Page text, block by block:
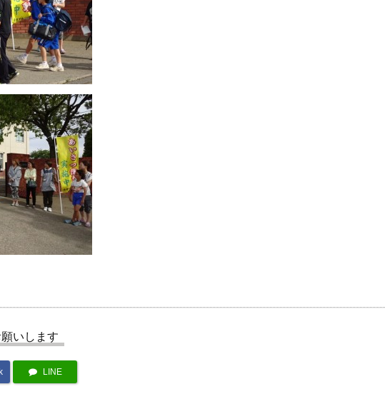
いします
LINE